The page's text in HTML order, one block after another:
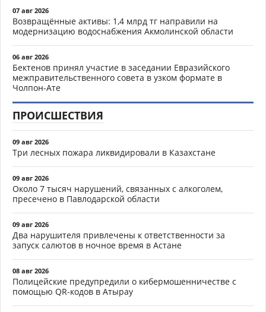
07 авг 2026
Возвращённые активы: 1,4 млрд тг направили на
модернизацию водоснабжения Акмолинской области
06 авг 2026
Бектенов принял участие в заседании Евразийского
межправительственного совета в узком формате в
Чолпон-Ате
ПРОИСШЕСТВИЯ
09 авг 2026
Три лесных пожара ликвидировали в Казахстане
09 авг 2026
Около 7 тысяч нарушений, связанных с алкоголем,
пресечено в Павлодарской области
09 авг 2026
Два нарушителя привлечены к ответственности за
запуск салютов в ночное время в Астане
08 авг 2026
Полицейские предупредили о кибермошенничестве с
помощью QR-кодов в Атырау